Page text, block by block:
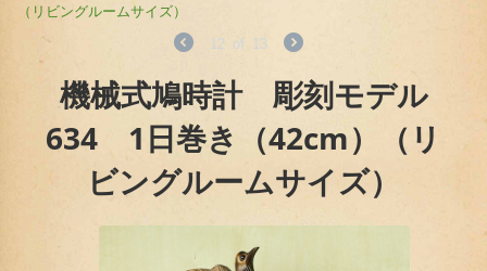
（リビングルームサイズ）
12 of 13
機械式鳩時計 彫刻モデル
634 1日巻き（42cm）（リ
ビングルームサイズ）